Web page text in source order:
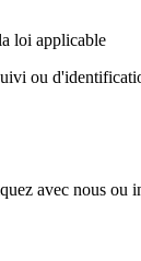
loi applicable
ou
avec nous ou